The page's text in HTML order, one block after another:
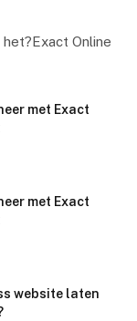
Online
met Exact
met Exact
website laten